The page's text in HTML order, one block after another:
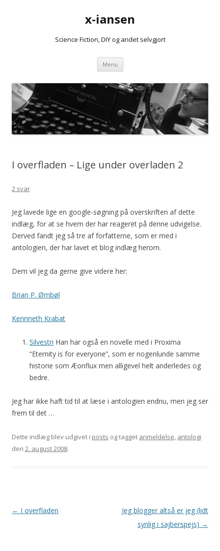
x-iansen
Science Fiction, DIY og andet selvgjort
Menu Hop
indhold
I overfladen – Lige under overladen 2
2 svar
Jeg lavede lige en google-søgning på overskriften af dette
indlæg, for at se hvem der har reageret på denne udvigelse.
Derved fandt jeg så tre af forfatterne, som er med i
antologien, der har lavet et blog indlæg herom.
Dem vil jeg da gerne give videre her:
Brian P. Ørnbøl
Kennneth Krabat
Silvestri Han har også en novelle med i Proxima
“Eternity is for everyone”, som er nogenlunde samme
historie som Æonflux men alligevel helt anderledes og
bedre.
Jeg har ikke haft tid til at læse i antologien endnu, men jeg ser
frem til det …
Dette indlæg blev udgivet i posts og tagget anmeldelse, antologi
den 2. august 2008.
Indlægsnavigation
← I overfladen
Jeg blogger altså er jeg (lidt
synlig i sajberspejs) →